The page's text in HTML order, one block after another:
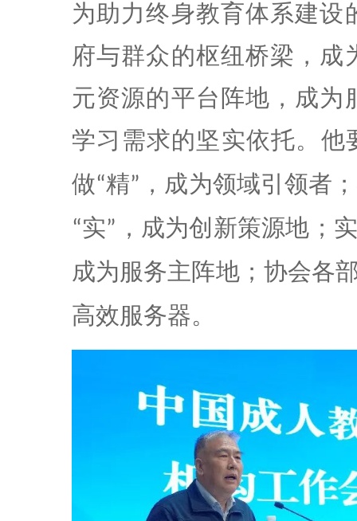
为助力终身教育体系建设
府与群众的枢纽桥梁，成
元资源的平台阵地，成为
学习需求的坚实依托。他
做“精” ，成为领域引领者
“实” ，成为创新策源地；
成为服务主阵地；协会各
高效服务器。